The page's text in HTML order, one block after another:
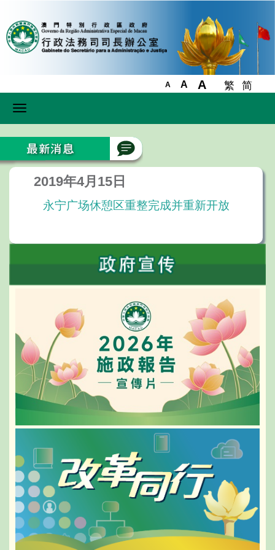
A A A 繁 简
Toggle
2019年4月15日
永宁广场休憩区重整完成并重新开放